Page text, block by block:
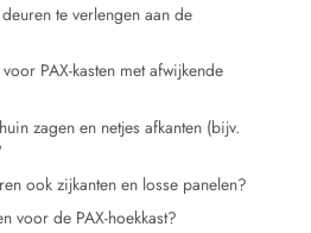
te verlengen aan de
PAX-kasten met afwijkende
zagen en netjes afkanten (bijv.
ook zijkanten en losse panelen?
voor de PAX-hoekkast?